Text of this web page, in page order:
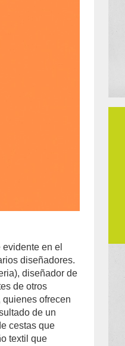
en el
diseñadores.
diseñador de
de otros
ofrecen
de un
cestas que
textil que